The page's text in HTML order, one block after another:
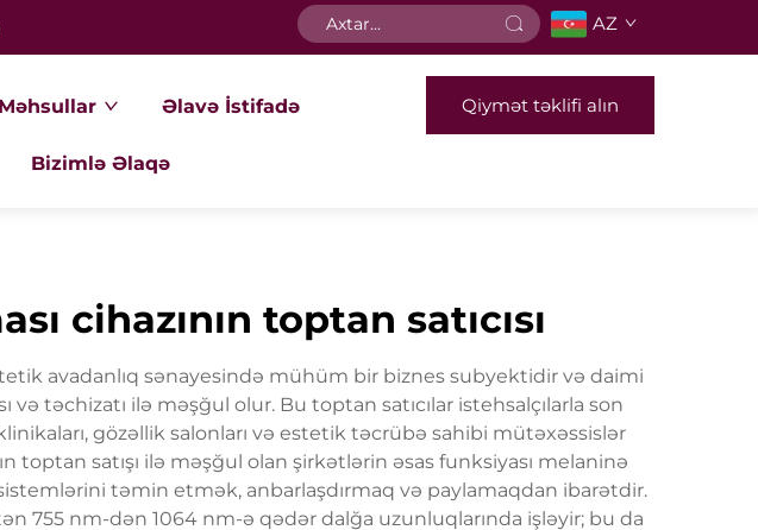
AZ
Məhsullar Əlavə İstifadə
Bizimlə Əlaqə
Qiymət təklifi alın
cihazının toptan satıcısı
avadanlıq sənayesində mühüm bir biznes subyektidir və daimi
təchizatı ilə məşğul olur. Bu toptan satıcılar istehsalçılarla son
gözəllik salonları və estetik təcrübə sahibi mütəxəssislər
toptan satışı ilə məşğul olan şirkətlərin əsas funksiyası melaninə
təmin etmək, anbarlaşdırmaq və paylamaqdan ibarətdir.
755 nm-dən 1064 nm-ə qədər dalğa uzunluqlarında işləyir; bu da